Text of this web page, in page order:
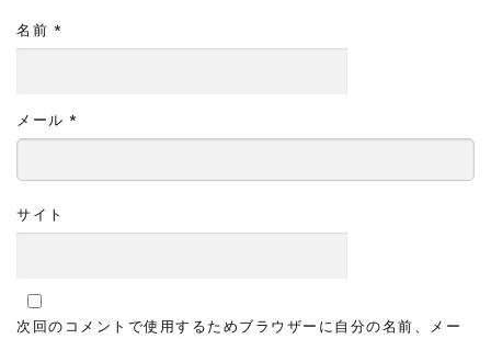
名前 *
メール *
サイト
次回のコメントで使用するためブラウザーに自分の名前、メー